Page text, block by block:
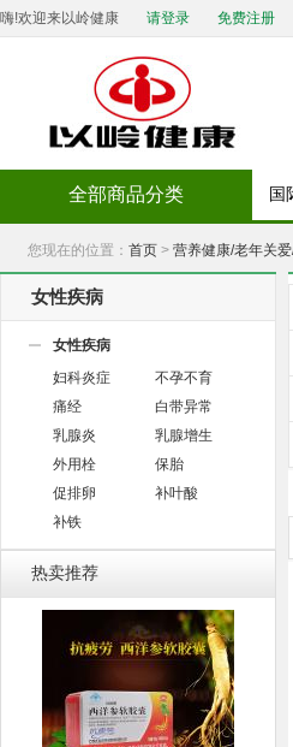
嗨!欢迎来以岭健康 请登录 免费注册
全部商品分类 国
您现在的位置： 首页 > 营养健康/老年关
女性疾病
女性疾病
妇科炎症
不孕不育
痛经
白带异常
乳腺炎
乳腺增生
外用栓
保胎
促排卵
补叶酸
补铁
热卖推荐